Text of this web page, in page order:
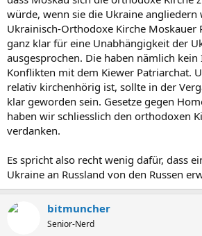
würde, wenn sie die Ukraine angliedern
Ukrainisch-Orthodoxe Kirche Moskauer
ganz klar für eine Unabhängigkeit der
ausgesprochen. Die haben nämlich
Konflikten mit dem Kiewer Patriarchat.
relativ kirchenhörig ist, sollte in der
klar geworden sein. Gesetze gegen
haben wir schliesslich den orthodoxen
verdanken.
Es spricht also recht wenig dafür, dass
Ukraine an Russland von den Russen
bitmuncher
Senior-Nerd